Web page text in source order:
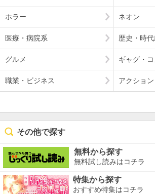
ホラー ネオン
医療・病院系 歴史・時代
グルメ ギャグ・
職業・ビジネス アクション
その他で探す
無料から探す
無料試し読みはコチラ
特集から探す
おすすめ特集はコチラ